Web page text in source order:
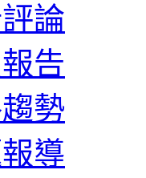
論
告
勢
導